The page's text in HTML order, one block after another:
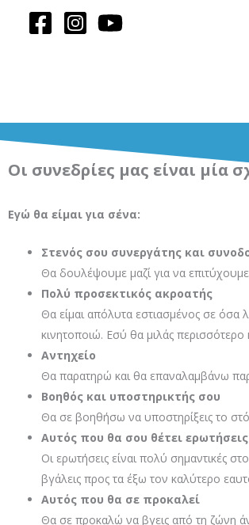
Μετάβαση
Οι συνεδρίες μας είναι μία
Εγώ θα είμαι για σένα:
Στενός σου συνεργάτης και
Θα δουλέψουμε μαζί για να
Πολύ προσεκτικός ακροατής
Θα είμαι απόλυτα εστιασμένος σε
κινητοποιώ. Εσύ θα μιλάς
Αντηχείο
Θα παρατηρώ και θα επαναλαμβάνω
Βοηθός και υποστηρικτής σου
Θα σε βοηθήσω να υποστηρίξεις το
Αυτός που θα σου θέτει ερωτήσεις
Οι ερωτήσεις είναι πολύ σημαντικές
βγάλεις προς τα έξω τον καλύτερο
Αυτός που θα σε προκαλεί
Θα σε προκαλώ να βγεις από τη ζώνη